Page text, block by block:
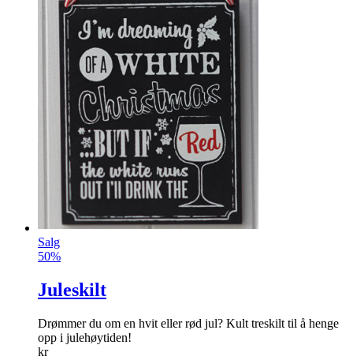
Salg
50%
Juleskilt
Drømmer du om en hvit eller rød jul? Kult treskilt til å henge
opp i julehøytiden!
kr